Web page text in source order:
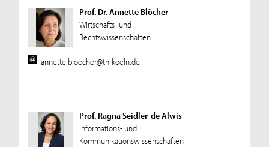
Prof. Dr. Annette Blöcher
Wirtschafts- und
Rechtswissenschaften
annette.bloecher@th-koeln.de
Prof. Ragna Seidler-de Alwis
Informations- und
Kommunikationswissenschaften